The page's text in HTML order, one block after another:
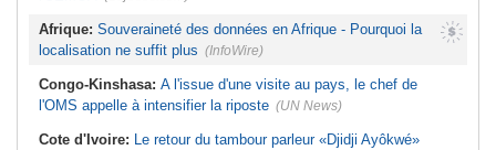
Afrique: Souveraineté des données en Afrique - Pourquoi la
localisation ne suffit plus (InfoWire)
Congo-Kinshasa: A l'issue d'une visite au pays, le chef de
l'OMS appelle à intensifier la riposte (UN News)
Cote d'Ivoire: Le retour du tambour parleur «Djidji Ayôkwé»